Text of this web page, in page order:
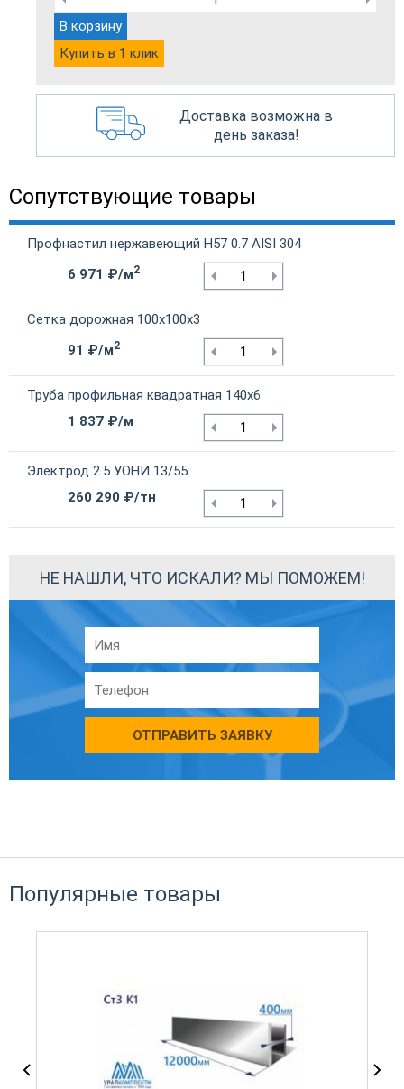
В корзину
Купить в 1 клик
Доставка возможна в
день заказа!
Сопутствующие товары
Профнастил нержавеющий Н57 0.7 AISI 304
6 971 ₽/м2
Сетка дорожная 100х100х3
91 ₽/м2
Труба профильная квадратная 140х6
1 837 ₽/м
Электрод 2.5 УОНИ 13/55
260 290 ₽/тн
НЕ НАШЛИ, ЧТО ИСКАЛИ? МЫ ПОМОЖЕМ!
ОТПРАВИТЬ ЗАЯВКУ
Популярные товары